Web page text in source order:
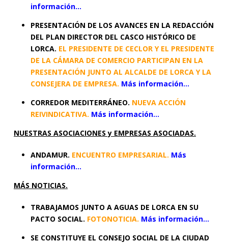
información…
PRESENTACIÓN DE LOS AVANCES EN LA REDACCIÓN
DEL PLAN DIRECTOR DEL CASCO HISTÓRICO DE
LORCA. EL PRESIDENTE DE CECLOR Y EL PRESIDENTE
DE LA CÁMARA DE COMERCIO PARTICIPAN EN LA
PRESENTACIÓN JUNTO AL ALCALDE DE LORCA Y LA
CONSEJERA DE EMPRESA. Más información…
CORREDOR MEDITERRÁNEO. NUEVA ACCIÓN
REIVINDICATIVA. Más información…
NUESTRAS ASOCIACIONES y EMPRESAS ASOCIADAS.
ANDAMUR. ENCUENTRO EMPRESARIAL. Más
información…
MÁS NOTICIAS.
TRABAJAMOS JUNTO A AGUAS DE LORCA EN SU
PACTO SOCIAL. FOTONOTICIA. Más información…
SE CONSTITUYE EL CONSEJO SOCIAL DE LA CIUDAD